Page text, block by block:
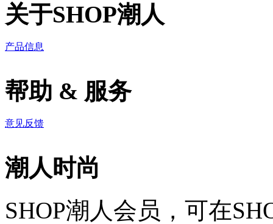
关于SHOP潮人
产品信息
帮助 & 服务
意见反馈
潮人时尚
SHOP潮人会员，可在